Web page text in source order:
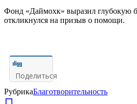
Фонд «Даймохк» выразил глубокую
откликнулся на призыв о помощи.
Поделиться
РубрикаБлаготворительность